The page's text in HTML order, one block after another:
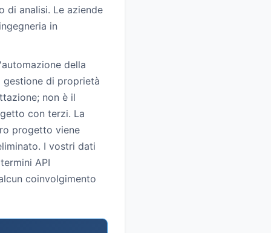
di analisi. Le aziende
in
della
di proprietà
non è il
con terzi. La
progetto viene
I vostri dati
API
coinvolgimento